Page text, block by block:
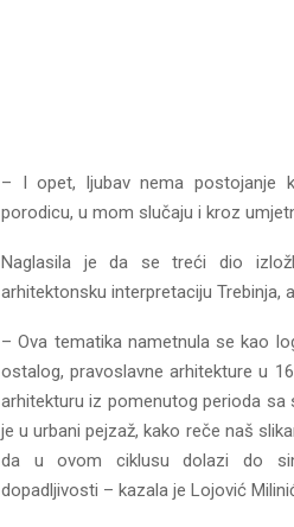
– I opet, ljubav nema postojanje
porodicu, u mom slučaju i kroz
Naglasila je da se treći dio
arhitektonsku interpretaciju Trebinja,
– Ova tematika nametnula se kao
ostalog, pravoslavne arhitekture u
arhitekturu iz pomenutog perioda
je u urbani pejzaž, kako reče naš
da u ovom ciklusu dolazi do
dopadljivosti – kazala je Lojović